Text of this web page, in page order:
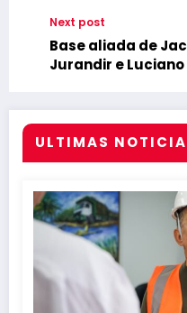
Next post
Base aliada de
Jurandir e
ULTIMAS